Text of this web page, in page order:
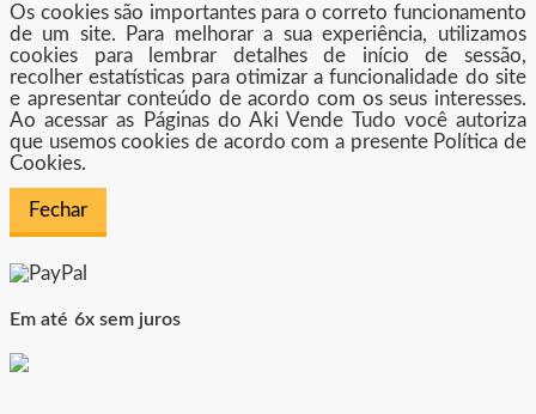
Os cookies são importantes para o correto funcionamento
de um site. Para melhorar a sua experiência, utilizamos
cookies para lembrar detalhes de início de sessão,
recolher estatísticas para otimizar a funcionalidade do site
e apresentar conteúdo de acordo com os seus interesses.
Ao acessar as Páginas do Aki Vende Tudo você autoriza
que usemos cookies de acordo com a presente Política de
Cookies.
Fechar
Em até 6x sem juros